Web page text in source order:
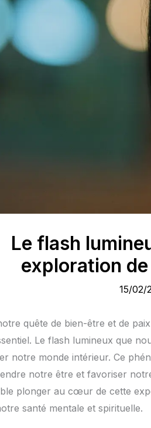
Le flash
exploration
15/02/
quête de bien-être et de
Le flash lumineux que
notre monde intérieur. Ce
notre être et favoriser
plonger au cœur de cette
santé mentale et spirituelle.